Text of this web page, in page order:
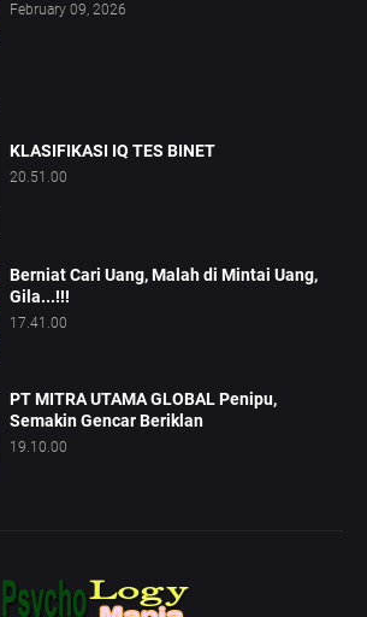
February 09, 2026
KLASIFIKASI IQ TES BINET
20.51.00
Berniat Cari Uang, Malah di Mintai Uang,
Gila...!!!
17.41.00
PT MITRA UTAMA GLOBAL Penipu,
Semakin Gencar Beriklan
19.10.00